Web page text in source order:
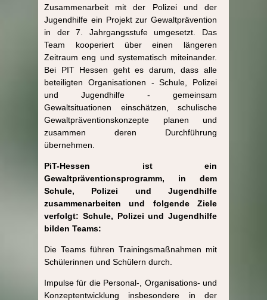
Zusammenarbeit mit der Polizei und der
Jugendhilfe ein Projekt zur Gewaltprävention
in der 7. Jahrgangsstufe umgesetzt. Das
Team kooperiert über einen längeren
Zeitraum eng und systematisch miteinander.
Bei PIT Hessen geht es darum, dass alle
beteiligten Organisationen - Schule, Polizei
und Jugendhilfe - gemeinsam
Gewaltsituationen einschätzen, schulische
Gewaltpräventionskonzepte planen und
zusammen deren Durchführung
übernehmen.
PiT-Hessen ist ein
Gewaltpräventionsprogramm, in dem
Schule, Polizei und Jugendhilfe
zusammenarbeiten und folgende Ziele
verfolgt: Schule, Polizei und Jugendhilfe
bilden Teams:
Die Teams führen Trainingsmaßnahmen mit
Schülerinnen und Schülern durch.
Impulse für die Personal-, Organisations- und
Konzeptentwicklung insbesondere in der